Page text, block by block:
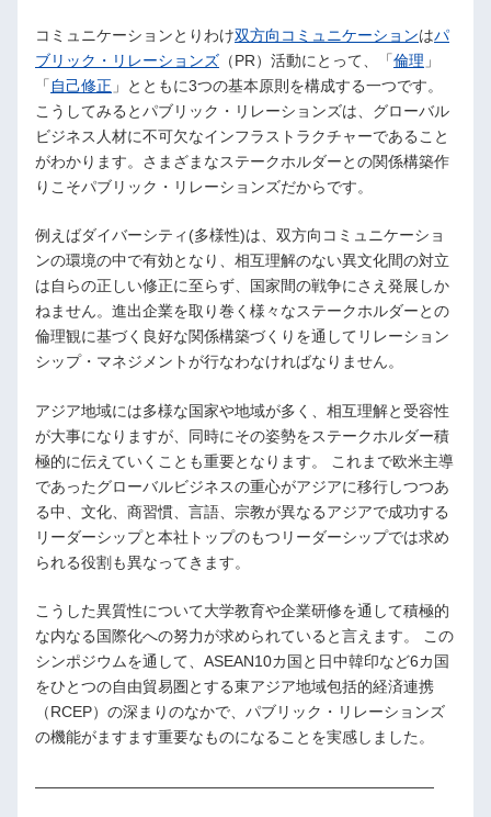
コミュニケーションとりわけ双方向コミュニケーションはパ
ブリック・リレーションズ （PR）活動にとって、「倫理 」
「 自己修正 」とともに3つの基本原則を構成する一つです。
こうしてみるとパブリック・リレーションズは、グローバル
ビジネス人材に不可欠なインフラストラクチャーであること
がわかります。さまざまなステークホルダーとの関係構築作
りこそパブリック・リレーションズだからです。
例えばダイバーシティ(多様性)は、双方向コミュニケーショ
ンの環境の中で有効となり、相互理解のない異文化間の対立
は自らの正しい修正に至らず、国家間の戦争にさえ発展しか
ねません。進出企業を取り巻く様々なステークホルダーとの
倫理観に基づく良好な関係構築づくりを通してリレーション
シップ・マネジメントが行なわなければなりません。
アジア地域には多様な国家や地域が多く、相互理解と受容性
が大事になりますが、同時にその姿勢をステークホルダー積
極的に伝えていくことも重要となります。 これまで欧米主導
であったグローバルビジネスの重心がアジアに移行しつつあ
る中、文化、商習慣、言語、宗教が異なるアジアで成功する
リーダーシップと本社トップのもつリーダーシップでは求め
られる役割も異なってきます。
こうした異質性について大学教育や企業研修を通して積極的
な内なる国際化への努力が求められていると言えます。 この
シンポジウムを通して、ASEAN10カ国と日中韓印など6カ国
をひとつの自由貿易圏とする東アジア地域包括的経済連携
（RCEP）の深まりのなかで、パブリック・リレーションズ
の機能がますます重要なものになることを実感しました。
――――――――――――――――――――――――――